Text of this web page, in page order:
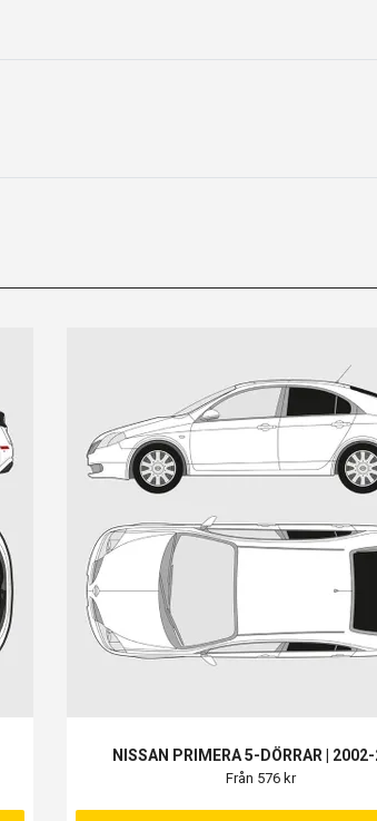
NISSAN PRIMERA 5-DÖRRAR |
Från 576 kr